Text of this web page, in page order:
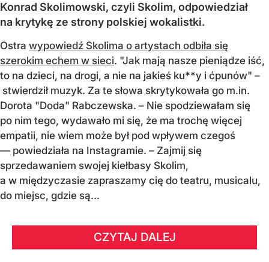
Konrad Skolimowski, czyli Skolim, odpowiedział
na krytykę ze strony polskiej wokalistki.
Ostra wypowiedź Skolima o artystach odbiła się
szerokim echem w sieci. "Jak mają nasze pieniądze iść,
to na dzieci, na drogi, a nie na jakieś ku**y i ćpunów" –
stwierdził muzyk. Za te słowa skrytykowała go m.in.
Dorota "Doda" Rabczewska. – Nie spodziewałam się
po nim tego, wydawało mi się, że ma trochę więcej
empatii, nie wiem może był pod wpływem czegoś
— powiedziała na Instagramie. – Zajmij się
sprzedawaniem swojej kiełbasy Skolim,
a w międzyczasie zapraszamy cię do teatru, musicalu,
do miejsc, gdzie są...
CZYTAJ DALEJ